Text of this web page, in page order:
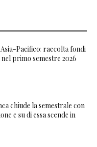
Pacifico: raccolta fondi
primo semestre 2026
chiude la semestrale con
e su di essa scende in